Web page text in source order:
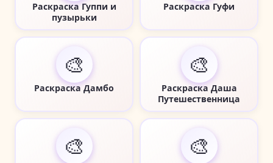
Раскраска Гуппи и
пузырьки
Раскраска Гуфи
🎨
Раскраска Дамбо
🎨
Раскраска Даша
Путешественница
🎨 🎨